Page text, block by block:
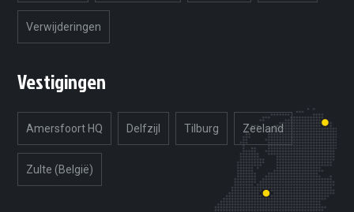
Verwijderingen
Vestigingen
Amersfoort HQ Delfzijl Tilburg Zeeland
Zulte (België)